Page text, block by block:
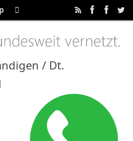
nach:
Suchen
/ Dt.